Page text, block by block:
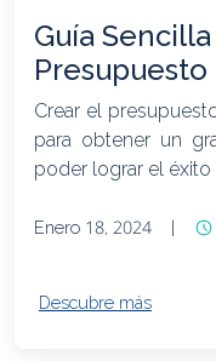
Guía
Presupuesto
Crear el
para obtener un
poder lograr el éxito
Enero 18, 2024 |
Descubre más